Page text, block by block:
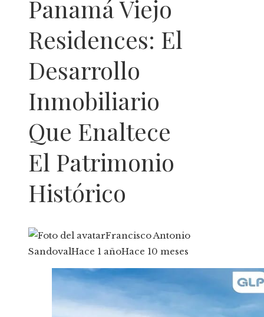
Panamá Viejo
Residences: El
Desarrollo
Inmobiliario
Que Enaltece
El Patrimonio
Histórico
Francisco Antonio
SandovalHace 1 añoHace 10 meses